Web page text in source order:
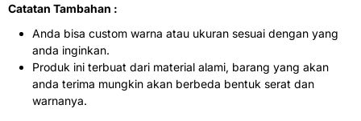
Catatan Tambahan :
Anda bisa custom warna atau ukuran sesuai dengan yang
anda inginkan.
Produk ini terbuat dari material alami, barang yang akan
anda terima mungkin akan berbeda bentuk serat dan
warnanya.